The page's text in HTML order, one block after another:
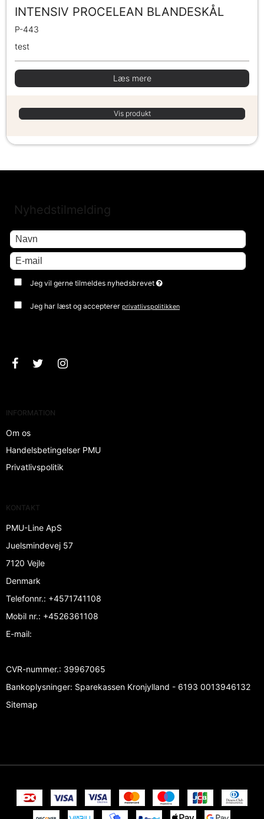
INTENSIV PROCELEAN BLANDESKÅL
P-443
test
Læs mere
Vis produkt
Nyhedstilmelding
Jeg vil gerne tilmeldes nyhedsbrevet
Jeg har læst og acceptererprivatlivspolitikken
INFORMATION
Om os
Handelsbetingelser PMU
Privatlivspolitik
KONTAKT
PMU-Line ApS
Juelsmindevej 57
7120 Vejle
Denmark
Telefonnr.: +4571741108
Mobil nr.: +4526361108
E-mail:
CVR-nummer.: 39967065
Bankoplysninger: Sparekassen Kronjylland - 6193 0013946132
Sitemap